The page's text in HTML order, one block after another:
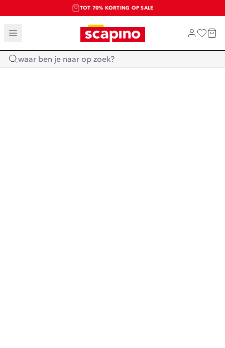
TOT 70% KORTING OP SALE
SALE: LAATSTE KANS!
SHOP NIEUW
Home